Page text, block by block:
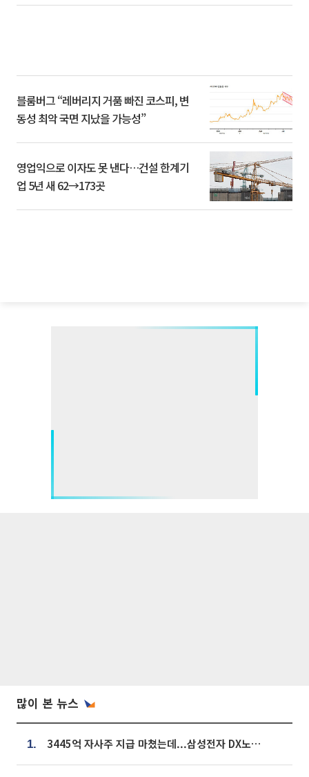
블룸버그 “레버리지 거품 빠진 코스피, 변
동성 최악 국면 지났을 가능성”
영업익으로 이자도 못 낸다…건설 한계기
업 5년 새 62→173곳
많이 본 뉴스
1. 3445억 자사주 지급 마쳤는데...삼성전자 DX노조, 뒤늦은 '떼쓰기 집회'